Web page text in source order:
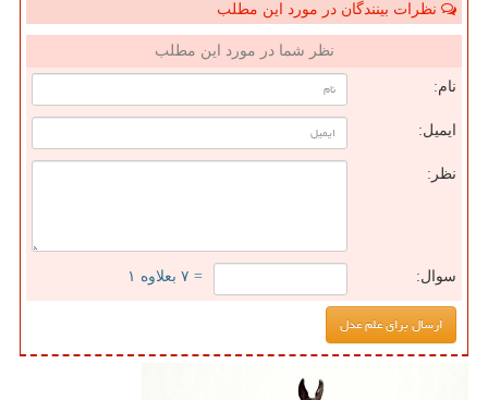
نظرات بینندگان در مورد این مطلب
نظر شما در مورد این مطلب
نام:
ایمیل:
نظر:
سوال: = ۷ بعلاوه ۱